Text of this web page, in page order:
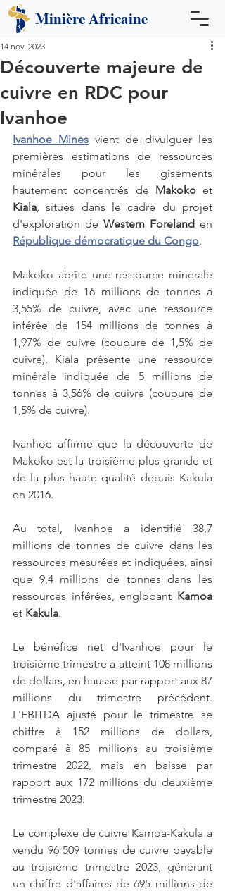
MinièreAfricaine
Découverte majeure de
cuivre en RDC pour
Ivanhoe
14 nov. 2023
Ivanhoe Mines vient de divulguer les
premières estimations de ressources
minérales pour les gisements
hautement concentrés de Makoko
Kiala, situés dans le cadre du projet
d'exploration de Western Foreland
République démocratique du Congo.
Makoko abrite une ressource minérale
indiquée de 16 millions de tonnes à
3,55% de cuivre, avec une ressource
inférée de 154 millions de tonnes à
1,97% de cuivre (coupure de 1,5% de
cuivre). Kiala présente une ressource
minérale indiquée de 5 millions de
tonnes à 3,56% de cuivre (coupure de
1,5% de cuivre).
Ivanhoe affirme que la découverte de
Makoko est la troisième plus grande et
de la plus haute qualité depuis Kakula
en 2016.
Au total, Ivanhoe a identifié 38,7
millions de tonnes de cuivre dans les
ressources mesurées et indiquées, ainsi
que 9,4 millions de tonnes dans les
ressources inférées, englobant Kamoa
et Kakula.
Le bénéfice net d'Ivanhoe pour le
troisième trimestre a atteint 108 millions
de dollars, en hausse par rapport aux 87
millions du trimestre précédent.
L'EBITDA ajusté pour le trimestre se
chiffre à 152 millions de dollars,
comparé à 85 millions au troisième
trimestre 2022, mais en baisse par
rapport aux 172 millions du deuxième
trimestre 2023.
Le complexe de cuivre Kamoa-Kakula a
vendu 96 509 tonnes de cuivre payable
au troisième trimestre 2023, générant
un chiffre d'affaires de 695 millions de